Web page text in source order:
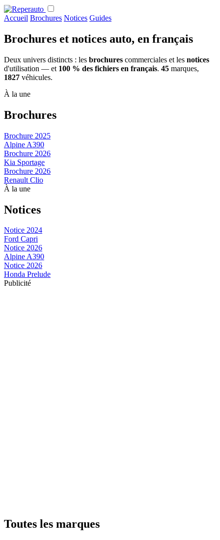
Accueil Brochures Notices Guides
Brochures et notices auto, en français
Deux univers distincts : les brochures commerciales et les notices
d'utilisation — et 100 % des fichiers en français. 45 marques,
1827 véhicules.
À la une
Brochures
Brochure 2025
Alpine A390
Brochure 2026
Kia Sportage
Brochure 2026
Renault Clio
À la une
Notices
Notice 2024
Ford Capri
Notice 2026
Alpine A390
Notice 2026
Honda Prelude
Publicité
Toutes les marques